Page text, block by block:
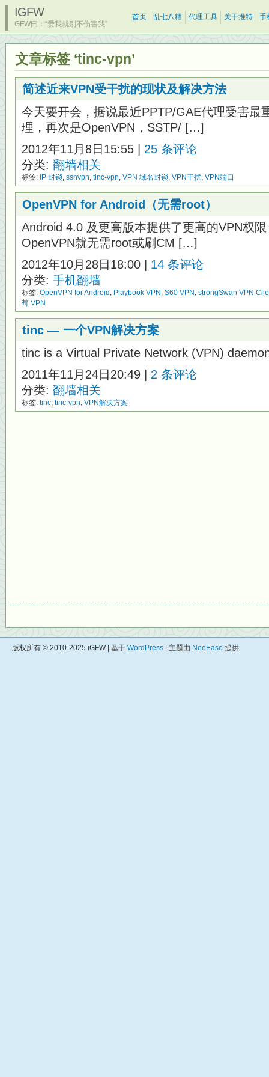
IGFW
GFW曰：“爱我就别不伤害我”
首页 乱七八糟 代理工具 关于推特 手
文章标签 ‘tinc-vpn’
简述近来VPN受干扰的现状及解决方法
今天要开会，据说最近PPTP/GAE代理受害最
理，再次是OpenVPN，SSTP/ […]
2012年11月8日15:55 | 25 条评论
分类: 翻墙相关
标签: IP 封锁, sshvpn, tinc-vpn, VPN 域名封锁, VPN干扰, VPN端口
OpenVPN for Android（无需root）
Android 4.0 及更高版本提供了更高的VPN权
OpenVPN就无需root或刷CM […]
2012年10月28日18:00 | 14 条评论
分类: 手机翻墙
标签: OpenVPN for Android , Playbook VPN , S60 VPN , strongSwan VPN
莓 VPN
tinc — 一个VPN解决方案
tinc is a Virtual Private Network (VPN)
2011年11月24日20:49 | 2 条评论
分类: 翻墙相关
标签: tinc, tinc-vpn, VPN解决方案
版权所有 © 2010-2025 iGFW | 基于 WordPress | 主题由 NeoEase 提供